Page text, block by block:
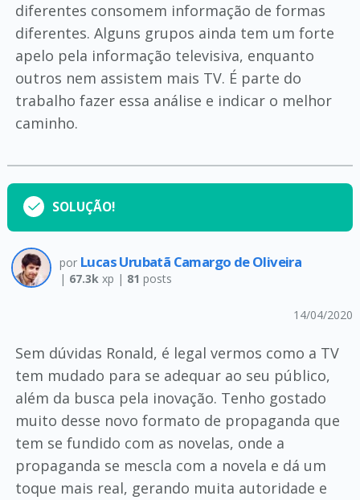
diferentes consomem informação de formas
diferentes. Alguns grupos ainda tem um forte
apelo pela informação televisiva, enquanto
outros nem assistem mais TV. É parte do
trabalho fazer essa análise e indicar o melhor
caminho.
SOLUÇÃO!
por Lucas Urubatã Camargo de Oliveira
| 67.3kxp | 81 posts
14/04/2020
Sem dúvidas Ronald, é legal vermos como a TV
tem mudado para se adequar ao seu público,
além da busca pela inovação. Tenho gostado
muito desse novo formato de propaganda que
tem se fundido com as novelas, onde a
propaganda se mescla com a novela e dá um
toque mais real, gerando muita autoridade e